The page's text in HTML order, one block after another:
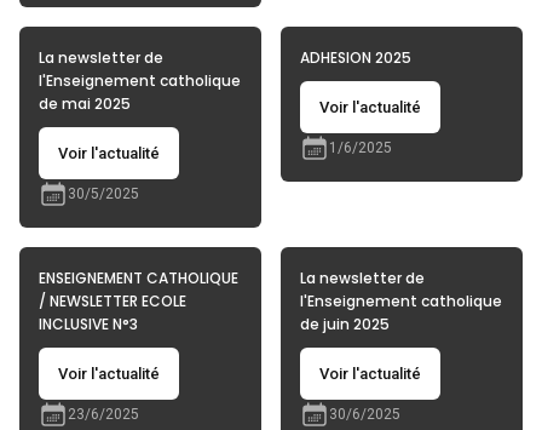
La newsletter de
l'Enseignement catholique
de mai 2025
Voir l'actualité
30/5/2025
ADHESION 2025
Voir l'actualité
1/6/2025
ENSEIGNEMENT CATHOLIQUE
/ NEWSLETTER ECOLE
INCLUSIVE N°3
Voir l'actualité
23/6/2025
La newsletter de
l'Enseignement catholique
de juin 2025
Voir l'actualité
30/6/2025